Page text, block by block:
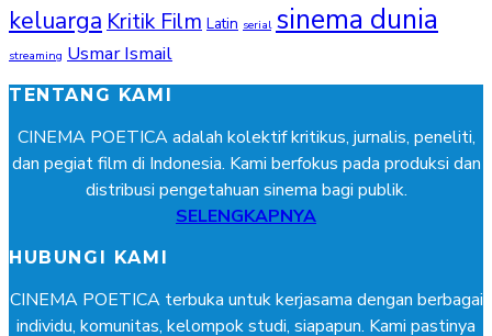
keluarga Kritik Film Latin serial sinema dunia
streaming Usmar Ismail
TENTANG KAMI
CINEMA POETICA adalah kolektif kritikus, jurnalis, peneliti,
dan pegiat film di Indonesia. Kami berfokus pada produksi dan
distribusi pengetahuan sinema bagi publik.
SELENGKAPNYA
HUBUNGI KAMI
CINEMA POETICA terbuka untuk kerjasama dengan berbagai
individu, komunitas, kelompok studi, siapapun. Kami pastinya